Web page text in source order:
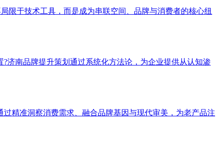
限于技术工具，而是成为串联空间、品牌与消费者的核心纽
济南品牌提升策划通过系统化方法论，为企业提供从认知渗
精准洞察消费需求、融合品牌基因与现代审美，为老产品注